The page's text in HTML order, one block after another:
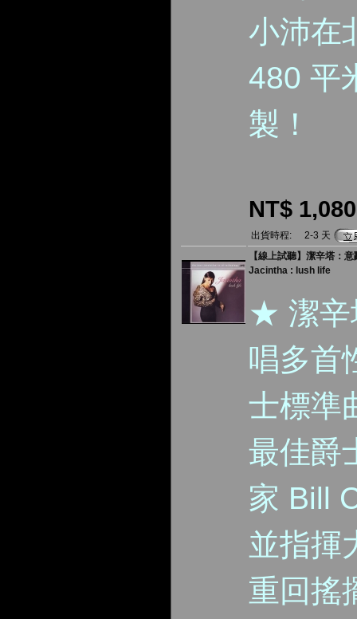
小沛在
480 平
製！
NT$ 1,080
出貨時程:
2-3 天
【線上試聽】潔辛塔：
Jacintha : lush life
★ 潔辛
唱多首
士標準
最佳爵
家 Bill
並指揮
重回搖